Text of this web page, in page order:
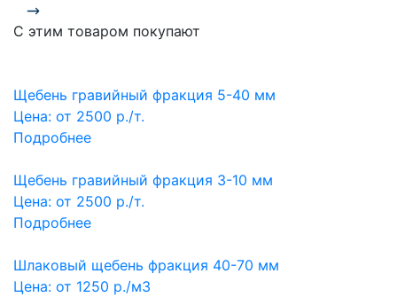
С этим товаром покупают
Щебень гравийный фракция 5-40 мм
Цена: от 2500 р./т.
Подробнее
Щебень гравийный фракция 3-10 мм
Цена: от 2500 р./т.
Подробнее
Шлаковый щебень фракция 40-70 мм
Цена: от 1250 р./м3